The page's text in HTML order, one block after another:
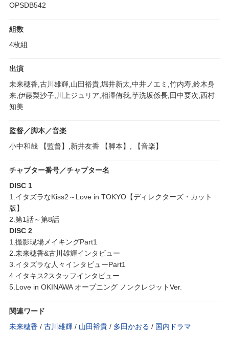
OPSDB542
組数
4枚組
出演
未来穂香,古川雄輝,山田裕貴,堀井新太,中井ノエミ,竹内寿,鈴木身
来,伊藤梨沙子,川上ジュリア,相澤侑我,芋洗坂係長,田中要次,西村
知美
監督／脚本／音楽
小中和哉 【監督】,新井友香 【脚本】, 【音楽】
チャプター番号／チャプター名
DISC 1
1.イタズラなKiss2～Love in TOKYO【ディレクターズ・カット
版】
2.第1話～第8話
DISC 2
1.撮影現場メイキングPart1
2.未来穂香&古川雄輝インタビュー
3.イタズラな人々インタビューPart1
4.イタキス2スタッフインタビュー
5.Love in OKINAWA オープニング ノンクレジットVer.
関連ワード
未来穂香 / 古川雄輝 / 山田裕貴 / 多田かおる / 国内ドラマ